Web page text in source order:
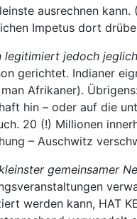
ausrechnen
Impetus dort
legitimiert jedoch
gerichtet. Indianer
Afrikaner).
hin – oder auf die
20 (!) Millionen
– Auschwitz
gemeinsamer
werden kann, HAT